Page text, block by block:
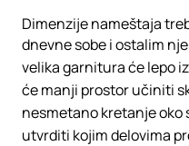
Dimenzije nameštaja
dnevne sobe i ostalim
velika garnitura će lepo
će manji prostor učiniti
nesmetano kretanje oko
utvrditi kojim delovima